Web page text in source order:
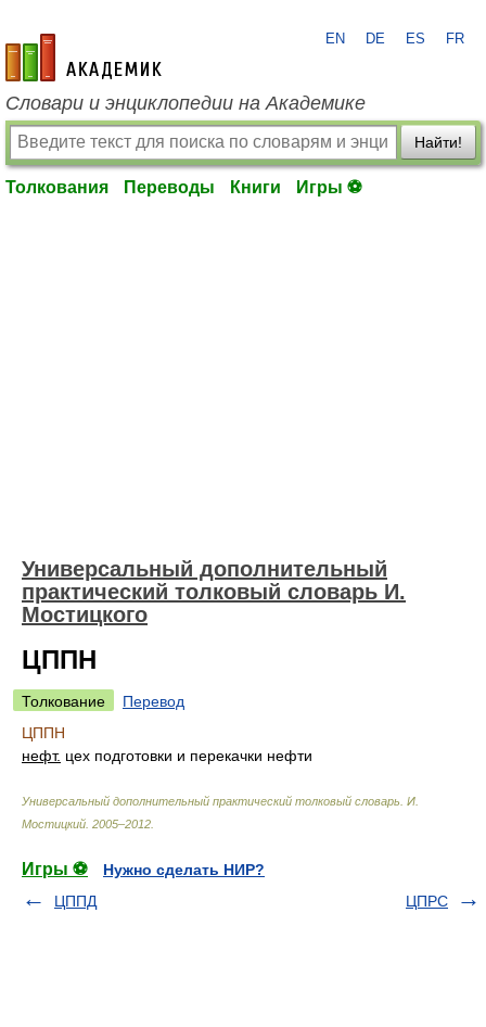
academic.ru
EN DE ES FR
Словари и энциклопедии на Академике
Найти!
Толкования Переводы Книги Игры ⚽
Универсальный дополнительный
практический толковый словарь И.
Мостицкого
ЦППН
Толкование
Перевод
ЦППН
нефт. цех подготовки и перекачки нефти
Универсальный дополнительный практический толковый словарь И.
Мостицкий 2005–2012
Игры ⚽
Нужно сделать НИР?
ЦППД
ЦПРС